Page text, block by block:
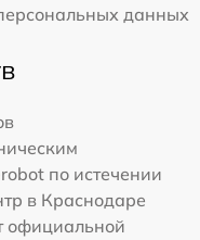
данных
по истечении
в Краснодаре
официальной